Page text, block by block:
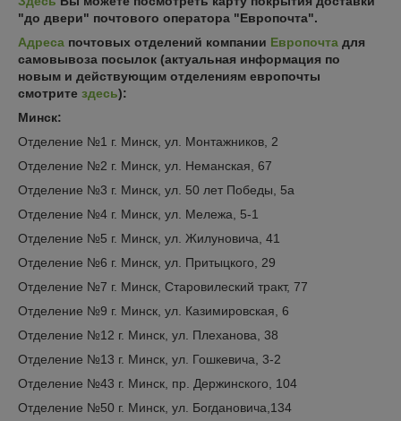
"до двери" почтового оператора "Европочта".
Адреса почтовых отделений компании Европочта для
самовывоза посылок (актуальная информация по
новым и действующим отделениям европочты
смотрите здесь):
Минск:
Отделение №1 г. Минск, ул. Монтажников, 2
Отделение №2 г. Минск, ул. Неманская, 67
Отделение №3 г. Минск, ул. 50 лет Победы, 5а
Отделение №4 г. Минск, ул. Мележа, 5-1
Отделение №5 г. Минск, ул. Жилуновича, 41
Отделение №6 г. Минск, ул. Притыцкого, 29
Отделение №7 г. Минск, Старовилеский тракт, 77
Отделение №9 г. Минск, ул. Казимировская, 6
Отделение №12 г. Минск, ул. Плеханова, 38
Отделение №13 г. Минск, ул. Гошкевича, 3-2
Отделение №43 г. Минск, пр. Держинского, 104
Отделение №50 г. Минск, ул. Богдановича,134